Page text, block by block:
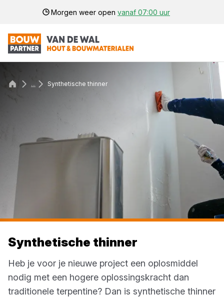
Morgen weer open vanaf 07:00 uur
... Synthetische thinner
Synthetische thinner
Heb je voor je nieuwe project een oplosmiddel
nodig met een hogere oplossingskracht dan
traditionele terpentine? Dan is synthetische thinner